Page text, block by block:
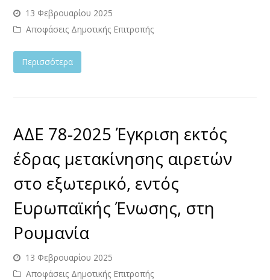
13 Φεβρουαρίου 2025
Αποφάσεις Δημοτικής Επιτροπής
Περισσότερα
ΑΔΕ 78-2025 Έγκριση εκτός
έδρας μετακίνησης αιρετών
στο εξωτερικό, εντός
Ευρωπαϊκής Ένωσης, στη
Ρουμανία
13 Φεβρουαρίου 2025
Αποφάσεις Δημοτικής Επιτροπής